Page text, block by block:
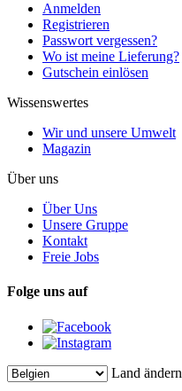
Anmelden
Registrieren
Passwort vergessen?
Wo ist meine Lieferung?
Gutschein einlösen
Wissenswertes
Wir und unsere Umwelt
Magazin
Über uns
Über Uns
Unsere Gruppe
Kontakt
Freie Jobs
Folge uns auf
Land ändern